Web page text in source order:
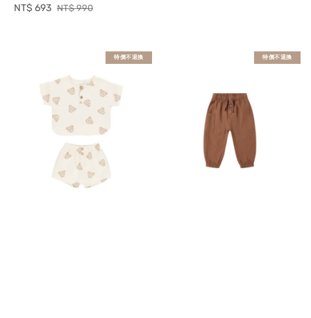
Sale
NT$ 693 Regular
NT$ 990
特價不退換 特價不退換